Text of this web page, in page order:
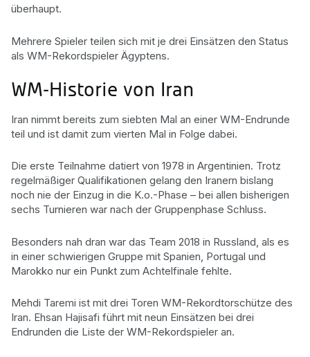
überhaupt.
Mehrere Spieler teilen sich mit je drei Einsätzen den Status
als WM-Rekordspieler Ägyptens.
WM-Historie von Iran
Iran nimmt bereits zum siebten Mal an einer WM-Endrunde
teil und ist damit zum vierten Mal in Folge dabei.
Die erste Teilnahme datiert von 1978 in Argentinien. Trotz
regelmäßiger Qualifikationen gelang den Iranern bislang
noch nie der Einzug in die K.o.-Phase – bei allen bisherigen
sechs Turnieren war nach der Gruppenphase Schluss.
Besonders nah dran war das Team 2018 in Russland, als es
in einer schwierigen Gruppe mit Spanien, Portugal und
Marokko nur ein Punkt zum Achtelfinale fehlte.
Mehdi Taremi ist mit drei Toren WM-Rekordtorschütze des
Iran. Ehsan Hajisafi führt mit neun Einsätzen bei drei
Endrunden die Liste der WM-Rekordspieler an.